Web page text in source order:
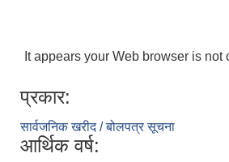
It appears your Web browser is
प्रकार:
सार्वजनिक खरीद / बोलपत्र सूचना
आर्थिक वर्ष: